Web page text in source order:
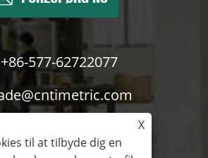
+86-577-62722077
X
til at tilbyde dig en